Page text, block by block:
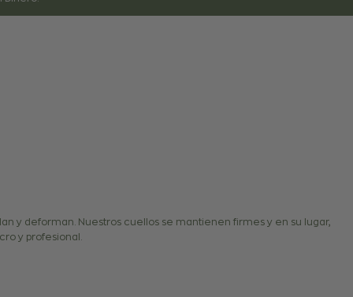
y deforman. Nuestros cuellos se mantienen firmes y en su lugar,
y profesional.